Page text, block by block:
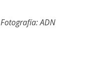
Fotografía: ADN